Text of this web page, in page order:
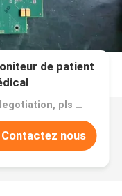
de patient
Prix：Negotiation, pls contact me
Contactez nous